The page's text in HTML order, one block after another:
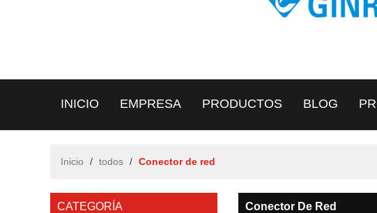
INICIO EMPRESA PRODUCTOS BLOG
Inicio / todos / Conector de red
CATEGORÍA Conector De Red